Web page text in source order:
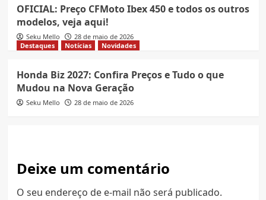
OFICIAL: Preço CFMoto Ibex 450 e todos os outros
modelos, veja aqui!
Seku Mello
28 de maio de 2026
Destaques
Notícias Novidades
Honda Biz 2027: Confira Preços e Tudo o que
Mudou na Nova Geração
Seku Mello 28 de maio de 2026
Deixe um comentário
O seu endereço de e-mail não será publicado.